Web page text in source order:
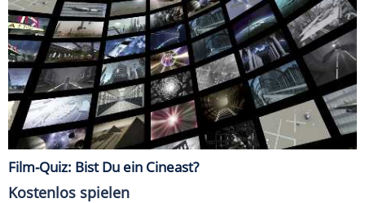
Film-Quiz: Bist Du ein Cineast?
Kostenlos spielen